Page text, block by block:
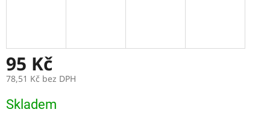
95 Kč
78,51 Kč bez DPH
cena:
Skladem